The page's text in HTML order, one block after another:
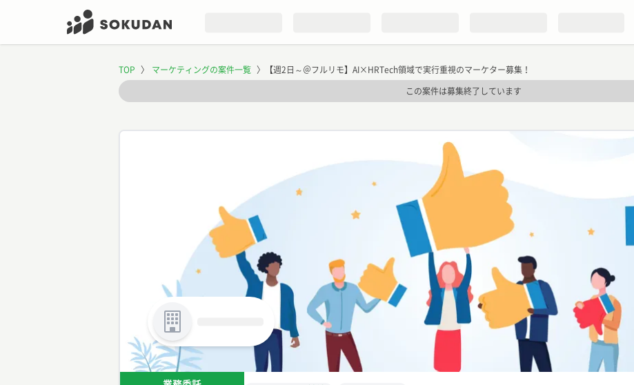
TOP 〉 マーケティングの案件一覧 〉 【週2日～＠フルリモ】AI×HRTech領域で実行重視のマーケター募集！
この案件は募集終了しています